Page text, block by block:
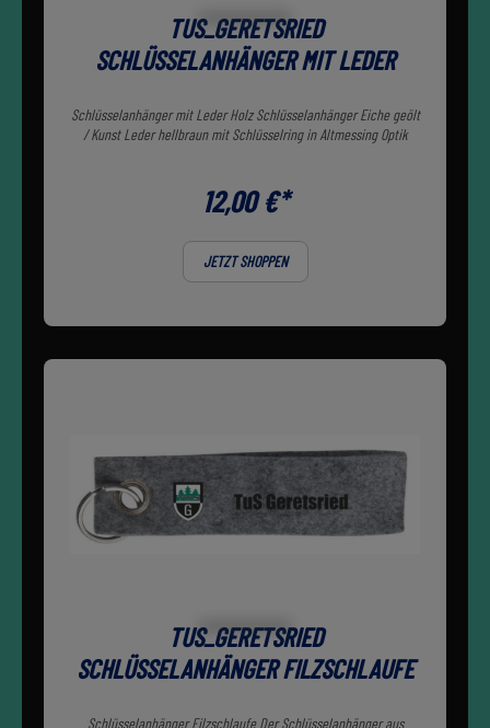
TUS_GERETSRIED
SCHLÜSSELANHÄNGER MIT LEDER
Schlüsselanhänger mit Leder Holz Schlüsselanhänger Eiche geölt
/ Kunst Leder hellbraun mit Schlüsselring in Altmessing Optik
12,00 €*
JETZT SHOPPEN
TUS_GERETSRIED
SCHLÜSSELANHÄNGER FILZSCHLAUFE
Schlüsselanhänger Filzschlaufe Der Schlüsselanhänger aus